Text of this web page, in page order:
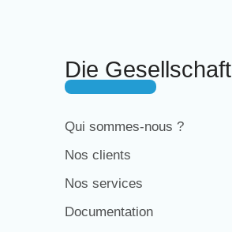
Die Gesellschaft
Qui sommes-nous ?
Nos clients
Nos services
Documentation